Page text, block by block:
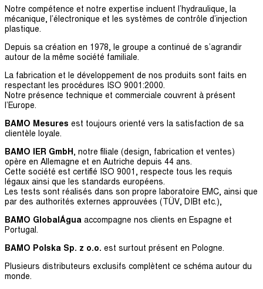
Notre compétence et notre expertise incluent l’hydraulique, la
mécanique, l’électronique et les systèmes de contrôle d’injection
plastique.
Depuis sa création en 1978, le groupe a continué de s’agrandir
autour de la même société familiale.
La fabrication et le développement de nos produits sont faits en
respectant les procédures ISO 9001:2000.
Notre présence technique et commerciale couvrent à présent
l’Europe.
BAMO Mesures est toujours orienté vers la satisfaction de sa
clientèle loyale.
BAMO IER GmbH , notre filiale (design, fabrication et ventes)
opère en Allemagne et en Autriche depuis 44 ans.
Cette société est certifié ISO 9001, respecte tous les requis
légaux ainsi que les standards européens.
Les tests sont réalisés dans son propre laboratoire EMC, ainsi que
par des authorités externes approuvées (TÜV, DIBt etc.),
BAMO GlobalÁgua accompagne nos clients en Espagne et
Portugal.
BAMO Polska Sp. z o.o. est surtout présent en Pologne.
Plusieurs distributeurs exclusifs complètent ce schéma autour du
monde.